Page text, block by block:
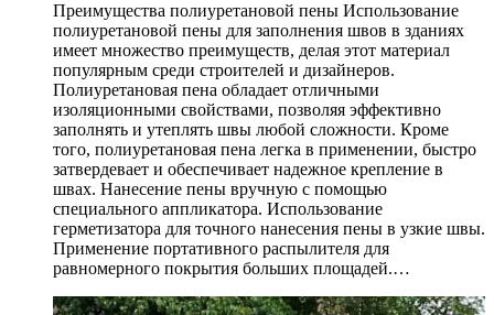
Преимущества полиуретановой пены Использование
полиуретановой пены для заполнения швов в зданиях
имеет множество преимуществ, делая этот материал
популярным среди строителей и дизайнеров.
Полиуретановая пена обладает отличными
изоляционными свойствами, позволяя эффективно
заполнять и утеплять швы любой сложности. Кроме
того, полиуретановая пена легка в применении, быстро
затвердевает и обеспечивает надежное крепление в
швах. Нанесение пены вручную с помощью
специального аппликатора. Использование
герметизатора для точного нанесения пены в узкие швы.
Применение портативного распылителя для
равномерного покрытия больших площадей.…